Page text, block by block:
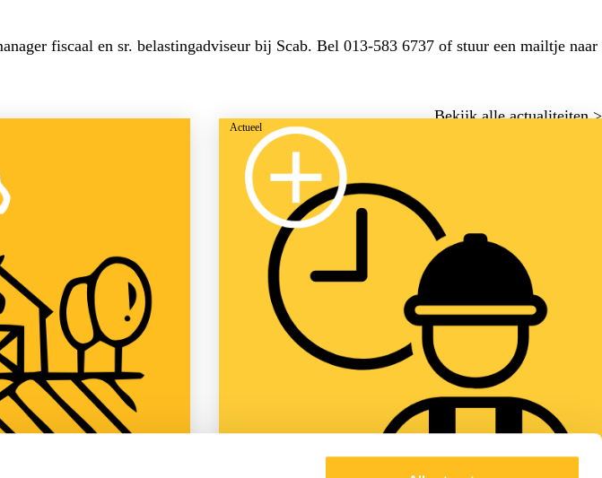
fiscaal en sr. belastingadviseur bij Scab. Bel 013-583 6737 of stuur een mailtje naar
Bekijk alle actualiteiten >
Actueel